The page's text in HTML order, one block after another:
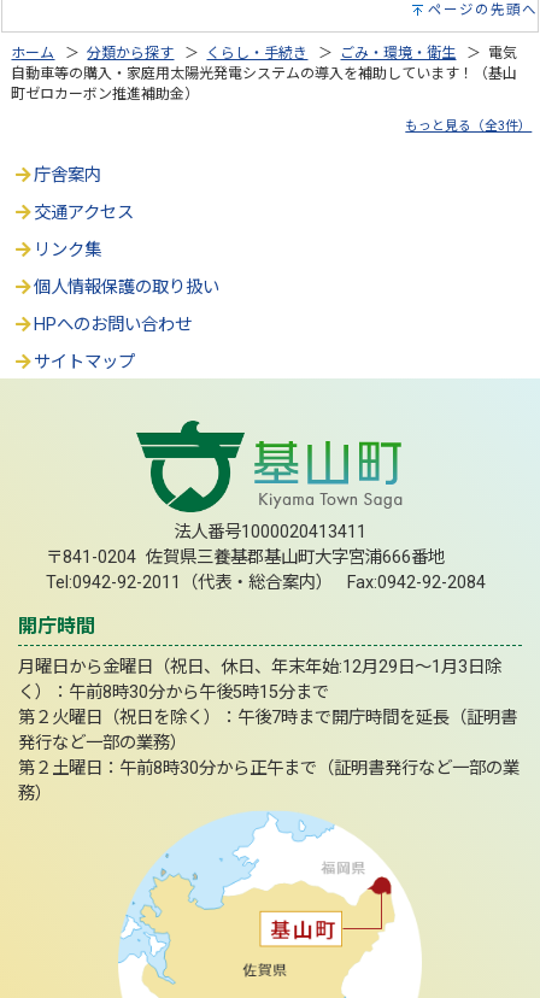
ページの先頭へ
ホーム ＞分類から探す ＞ くらし・手続き ＞ ごみ・環境・衛生 ＞ 電気
自動車等の購入・家庭用太陽光発電システムの導入を補助しています！（基山
町ゼロカーボン推進補助金）
もっと見る（全3件）
庁舎案内
交通アクセス
リンク集
個人情報保護の取り扱い
HPへのお問い合わせ
サイトマップ
法人番号1000020413411
〒841-0204 佐賀県三養基郡基山町大字宮浦666番地
Tel:0942-92-2011（代表・総合案内） Fax:0942-92-2084
開庁時間
月曜日から金曜日（祝日、休日、年末年始:12月29日～1月3日除
く）：午前8時30分から午後5時15分まで
第２火曜日（祝日を除く）：午後7時まで開庁時間を延長（証明書
発行など一部の業務）
第２土曜日：午前8時30分から正午まで（証明書発行など一部の業
務）